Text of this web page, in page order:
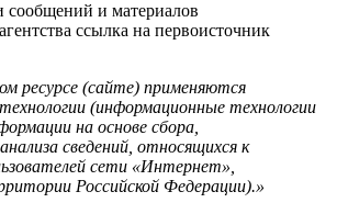
сообщений и материалов
ссылка на первоисточник
ресурсе (сайте) применяются
(информационные технологии
на основе сбора,
сведений, относящихся к
сети «Интернет»,
Российской Федерации).»